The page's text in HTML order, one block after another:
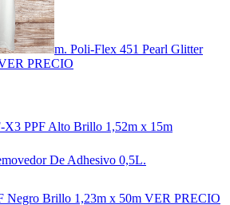
m. Poli-Flex 451 Pearl Glitter
PRECIO
X3 PPF Alto Brillo 1,52m x 15m
De Adhesivo 0,5L.
Negro Brillo 1,23m x 50m VER PRECIO